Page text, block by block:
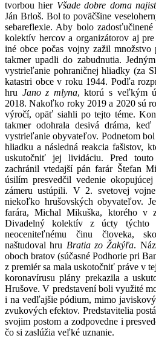
tvorbou hier Všade dobre doma
Ján Brloš. Bol to poväčšine
sebareflexie. Aby bolo
kolektív hercov a organizátorov aj
iné obce počas vojny zažil
takmer upadli do zabudnutia.
vystrieľanie pohraničnej hliadky (za
katastri obce v roku 1944. Podľa
hru Jano z mlyna, ktorú s veľkým
2018. Nakoľko roky 2019 a 2020 sú
výročí, opäť siahli po tejto téme.
takmer odohrala desivá dráma,
vystrieľanie obyvateľov. Podnetom
hliadku a následná reakcia fašistov,
uskutočniť jej lividáciu. Pred
zachránil vtedajší pán farár Štefan
úsilím presvedčil vedenie
zámeru ustúpili. V 2. svetovej
niekoľko hrušovských obyvateľov.
farára, Michal Mikuška, ktorého v
Divadelný kolektív z úcty týchto
neoceniteľnému činu človeka,
naštudoval hru Bratia zo Žakýľa.
oboch bratov (súčasné Podhorie pri
z premiér sa mala uskotočniť práve v
koronavírusu plány prekazila a
Hrušove. V predstavení boli využité
i na vedľajšie pódium, mimo
zvukových efektov. Predstavitelia
svojim postom a zodpovedne i
čo si zaslúžia veľké uznanie.